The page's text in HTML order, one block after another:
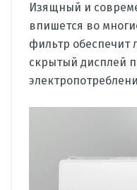
Изящный и
впишется во
фильтр обеспечит
скрытый дисплей